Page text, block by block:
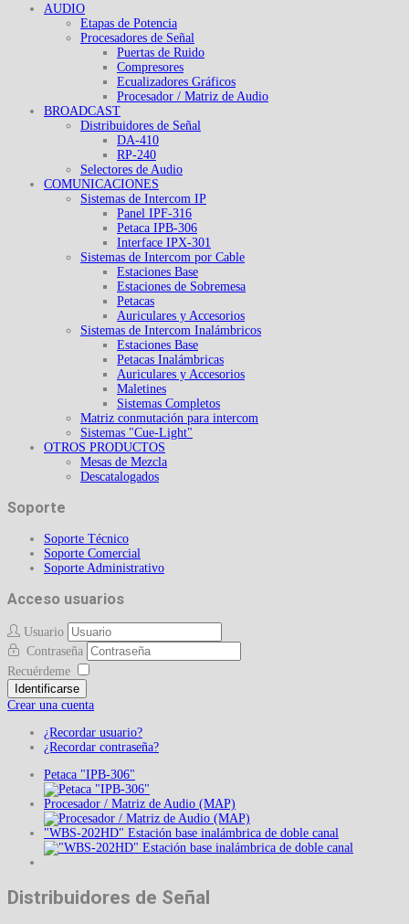
AUDIO
Etapas de Potencia
Procesadores de Señal
Puertas de Ruido
Compresores
Ecualizadores Gráficos
Procesador / Matriz de Audio
BROADCAST
Distribuidores de Señal
DA-410
RP-240
Selectores de Audio
COMUNICACIONES
Sistemas de Intercom IP
Panel IPF-316
Petaca IPB-306
Interface IPX-301
Sistemas de Intercom por Cable
Estaciones Base
Estaciones de Sobremesa
Petacas
Auriculares y Accesorios
Sistemas de Intercom Inalámbricos
Estaciones Base
Petacas Inalámbricas
Auriculares y Accesorios
Maletines
Sistemas Completos
Matriz conmutación para intercom
Sistemas "Cue-Light"
OTROS PRODUCTOS
Mesas de Mezcla
Descatalogados
Soporte
Soporte Técnico
Soporte Comercial
Soporte Administrativo
Acceso usuarios
Usuario
Contraseña
Recuérdeme
Identificarse
Crear una cuenta
¿Recordar usuario?
¿Recordar contraseña?
Petaca "IPB-306"
Procesador / Matriz de Audio (MAP)
"WBS-202HD" Estación base inalámbrica de doble canal
Distribuidores de Señal